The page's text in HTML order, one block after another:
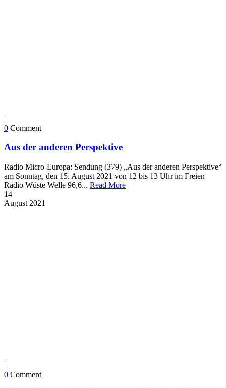
|
0 Comment
Aus der anderen Perspektive
Radio Micro-Europa: Sendung (379) „Aus der anderen Perspektive“
am Sonntag, den 15. August 2021 von 12 bis 13 Uhr im Freien
Radio Wüste Welle 96,6... Read More
14
August 2021
|
0 Comment